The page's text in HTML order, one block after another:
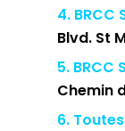
4. BRCC
Blvd. St
5. BRCC
Chemin
6.